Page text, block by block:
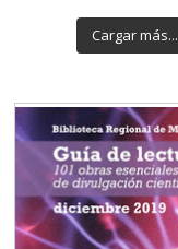
Cargar más...